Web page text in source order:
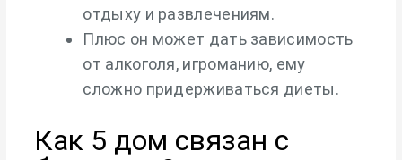
отдыху и развлечениям.
Плюс он может дать зависимость
от алкоголя, игроманию, ему
сложно придерживаться диеты.
Как 5 дом связан с